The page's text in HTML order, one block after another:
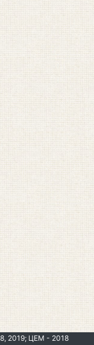
2019; ЦЕМ - 2018